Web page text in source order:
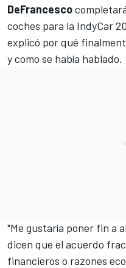
DeFrancesco
coches para la IndyCar
explicó por qué
y como se había hablado.
"Me gustaría poner fin a
dicen que el acuerdo
financieros o razones